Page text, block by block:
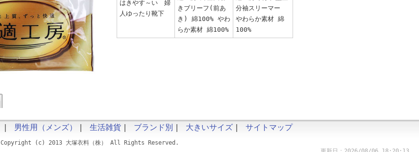
はきやす～い 婦
人ゆったり靴下
きブリーフ(前あ
き) 綿100% やわ
らか素材 綿100%
分袖スリーマー
やわらか素材 綿
100%
｜ 男性用（メンズ） ｜ 生活雑貨 ｜ ブランド別 ｜ 大きいサイズ ｜ サイトマップ
Copyright (c) 2013 大塚衣料（株） All Rights Reserved.